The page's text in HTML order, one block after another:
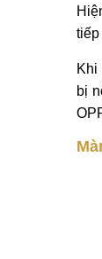
tiếp
Khi
bị